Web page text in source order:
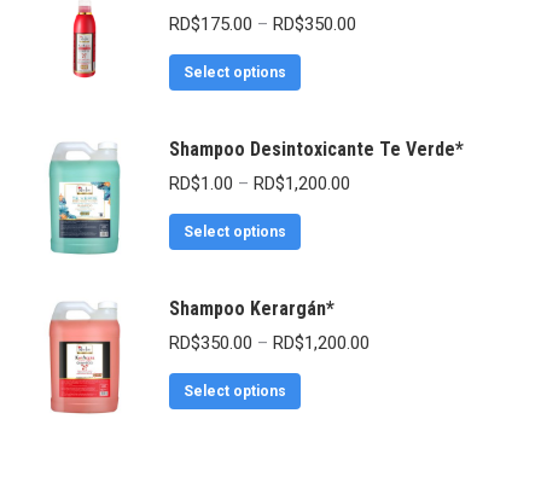
RD$175.00 – RD$350.00
Select options
Shampoo Desintoxicante Te Verde*
RD$1.00 – RD$1,200.00
Select options
Shampoo Kerargán*
RD$350.00 – RD$1,200.00
Select options